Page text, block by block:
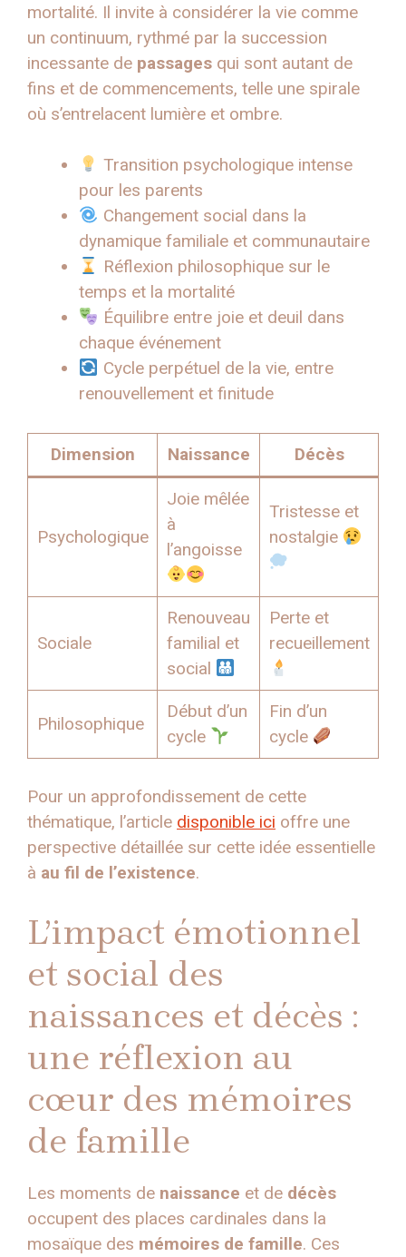
mortalité. Il invite à considérer la vie comme
un continuum, rythmé par la succession
incessante de passages qui sont autant de
fins et de commencements, telle une spirale
où s’entrelacent lumière et ombre.
Transition psychologique intense
pour les parents
Changement social dans la
dynamique familiale et communautaire
Réflexion philosophique sur le
temps et la mortalité
Équilibre entre joie et deuil dans
chaque événement
Cycle perpétuel de la vie, entre
renouvellement et finitude
Dimension Naissance Décès
Psychologique
Joie mêlée
à
l’angoisse
Tristesse et
nostalgie
Sociale
Renouveau
familial et
social
Perte et
recueillement
Philosophique
Début d’un
cycle
Fin d’un
cycle
Pour un approfondissement de cette
thématique, l’article disponible ici offre une
perspective détaillée sur cette idée essentielle
à au fil de l’existence.
L’impact émotionnel
et social des
naissances et décès :
une réflexion au
cœur des mémoires
de famille
Les moments de naissance et de décès
occupent des places cardinales dans la
mosaïque des mémoires de famille. Ces